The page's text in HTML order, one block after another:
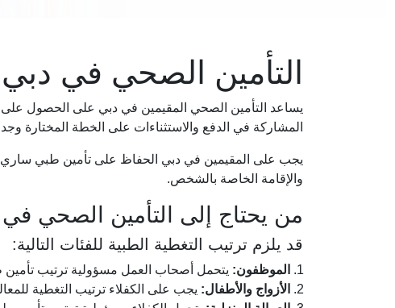
التأمين الصحي في دبي
يساعد التأمين الصحي المقيمين في دبي على الحصول على
المشاركة في الدفع والاستثناءات على الخطة المختارة
يجب على المقيمين في دبي الحفاظ على تأمين طبي ساري
والإقامة الخاصة بالشخص.
من يحتاج إلى التأمين الصحي
قد يلزم ترتيب التغطية الطبية للفئات التالية:
الموظفون: يتحمل أصحاب العمل مسؤولية ترتيب
الأزواج والأطفال: يجب على الكفلاء ترتيب التغطية